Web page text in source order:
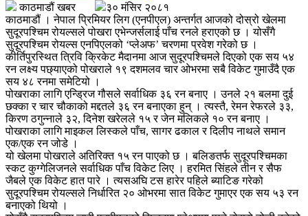
काठमाडौं खबर
३० मंसिर २०८१
काठमाडौं । नेपाल प्रिमियर लिग (एनपीएल) अन्तर्गत आजको दोस्रो खेलमा
सुदूरपश्चिम रोयल्सले पोखरा एभेन्जर्सलाई पाँच रनले हराएको छ । योसँगै
सुदूरपश्चिम रोयल्स एनपिएलको ‘प्लेअफ’ चरणमा प्रवेश गरेको छ ।
कीर्तिपुरस्थित त्रिवि क्रिकेट मैदानमा आज सुदूरपश्चिमले दिएको एक सय ५४
रन लक्ष्य पछ्याएको पोखराले १९ दशमलव चार ओभरमा सबै विकेट गुमाउँदै एक
सय ४८ रनमा समेटियो ।
पोखराका लागि एन्ड्रिज गौसले सर्वाधिक ३६ रन बनाए । उनले २१ बलमा दुई
छक्का र चार चौकाको मद्दतले ३६ रन बनाएका हुन् । त्यस्तै, रेमन रेफरले ३३,
किरण ठगुन्नाले ३२, दिनेश खरेलले १५ र जेन मलिकले १० रन बनाए ।
पोखराका लागि माइकल लिस्कले पाँच, सागर ढकाल र दिलीप नाथले समान
एक/एक रन जोडे ।
यो खेलमा पोखराले अतिरिक्त १५ रन पाएको छ । बलिङतर्फ सुदूरपश्चिमका
स्कट कुग्गेलिजनले सर्वाधिक पाँच विकेट लिए । हरमित सिंहले तीन र सैफ
जैबले एक विकेट हात पारे । त्यसअघि टस हारेर पहिले ब्याटिङ गरेको
सुदूरपश्चिम रोयल्सले निर्धारित २० ओभरमा सात विकेट गुमाएर एक सय ५३ रन
बनाएको थियो ।